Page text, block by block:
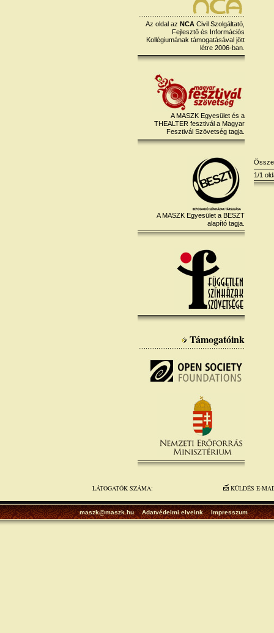
Az oldal az NCA Civil Szolgáltató,
Fejlesztő és Információs
Kollégiumának támogatásával jött
létre 2006-ban.
A MASZK Egyesület és a
THEALTER fesztivál a Magyar
Fesztivál Szövetség tagja.
A MASZK Egyesület a BESZT
alapító tagja.
Támogatóink
1/1
LÁTOGATÓK SZÁMA: KÜLDÉS E-
maszk@maszk.hu Adatvédelmi elveink Impresszum